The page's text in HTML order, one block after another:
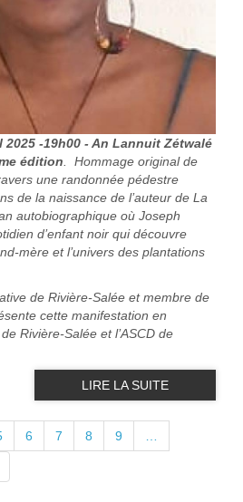
2025 -19h00 - An Lannuit Zétwalé
édition. Hommage original de
une randonnée pédestre
de la naissance de l’auteur de La
autobiographique où Joseph
d’enfant noir qui découvre
mère et l’univers des plantations
de Rivière-Salée et membre de
cette manifestation en
Rivière-Salée et l’ASCD de
LIRE LA SUITE
6 7 8 9